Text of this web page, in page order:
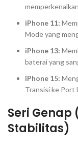
iPhone 11:
Modeyang
iPhone 13:
baterai yang
iPhone 15:
Transisi ke Port
Seri
Stabilitas)